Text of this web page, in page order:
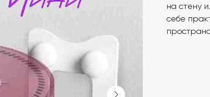
на стену
себе